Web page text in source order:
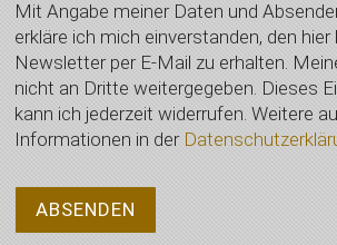
Mit Angabe meiner Daten und
erkläre ich mich einverstanden, den
Newsletter per E-Mail zu erhalten.
nicht an Dritte weitergegeben. Dieses
kann ich jederzeit widerrufen. Weitere
Informationen in der